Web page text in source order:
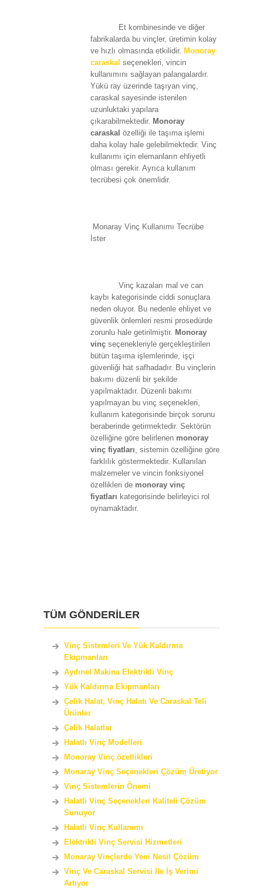
Et kombinesinde ve diğer
fabrikalarda bu vinçler, üretimin kolay
ve hızlı olmasında etkilidir. Monoray
caraskal seçenekleri, vincin
kullanımını sağlayan palangalardır.
Yükü ray üzerinde taşıyan vinç,
caraskal sayesinde istenilen
uzunluktaki yapılara
çıkarabilmektedir. Monoray
caraskal özelliği ile taşıma işlemi
daha kolay hale gelebilmektedir. Vinç
kullanımı için elemanların ehliyetli
olması gerekir. Ayrıca kullanım
tecrübesi çok önemlidir.
Monaray Vinç Kullanımı Tecrübe
İster
Vinç kazaları mal ve can
kaybı kategorisinde ciddi sonuçlara
neden oluyor. Bu nedenle ehliyet ve
güvenlik önlemleri resmi prosedürde
zorunlu hale getirilmiştir. Monoray
vinç seçenekleriyle gerçekleştirilen
bütün taşıma işlemlerinde, işçi
güvenliği hat safhadadır. Bu vinçlerin
bakımı düzenli bir şekilde
yapılmaktadır. Düzenli bakımı
yapılmayan bu vinç seçenekleri,
kullanım kategorisinde birçok sorunu
beraberinde getirmektedir. Sektörün
özelliğine göre belirlenen monoray
vinç fiyatları, sistemin özelliğine göre
farklılık göstermektedir. Kullanılan
malzemeler ve vincin fonksiyonel
özellikleri de monoray vinç
fiyatları kategorisinde belirleyici rol
oynamaktadır.
TÜM GÖNDERİLER
Vinç Sistemleri Ve Yük Kaldırma
Ekipmanları
Aydınel Makina Elektrikli Vinç
Yük Kaldırma Ekipmanları
Çelik Halat, Vinç Halatı Ve Caraskal Teli
Ürünler
Çelik Halatlar
Halatlı Vinç Modelleri
Monoray Vinç özellikleri
Monaray Vinç Seçenekleri Çözüm Üretiyor
Vinç Sistemlerin Önemi
Halatlı Vinç Seçenekleri Kaliteli Çözüm
Sunuyor
Halatlı Vinç Kullanımı
Elektrikli Vinç Servisi Hizmetleri
Monaray Vinçlerde Yeni Nesil Çözüm
Vinç Ve Caraskal Servisi İle İş Verimi
Artıyor